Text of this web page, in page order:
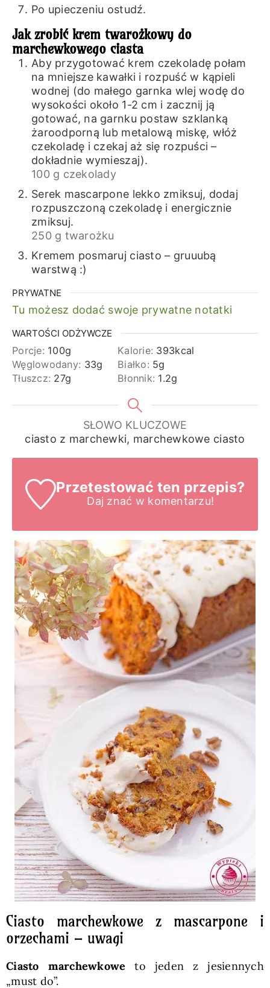
Po upieczeniu ostudź.
Jak zrobić krem twarożkowy do
marchewkowego ciasta
Aby przygotować krem czekoladę połam
na mniejsze kawałki i rozpuść w kąpieli
wodnej (do małego garnka wlej wodę do
wysokości około 1-2 cm i zacznij ją
gotować, na garnku postaw szklanką
żaroodporną lub metalową miskę, włóż
czekoladę i czekaj aż się rozpuści –
dokładnie wymieszaj).
100 g czekolady
Serek mascarpone lekko zmiksuj, dodaj
rozpuszczoną czekoladę i energicznie
zmiksuj.
250 g twarożku
Kremem posmaruj ciasto – gruuubą
warstwą :)
PRYWATNE
Tu możesz dodać swoje prywatne notatki
WARTOŚCI ODŻYWCZE
Porcje: 100g Kalorie: 393kcal
Węglowodany: 33g Białko: 5g
Tłuszcz: 27g Błonnik: 1.2g
SŁOWO KLUCZOWE
ciasto z marchewki, marchewkowe ciasto
Przetestować ten przepis?
Daj znać w komentarzu!
Ciasto marchewkowe z mascarpone i
orzechami – uwagi
Ciasto marchewkowe to jeden z jesiennych
„must do”.